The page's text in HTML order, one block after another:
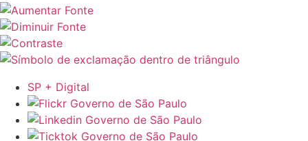
SP + Digital